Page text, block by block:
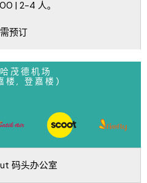
| 2-4 人。
预订
茂德机场
楼, 登嘉楼)
码头办公室